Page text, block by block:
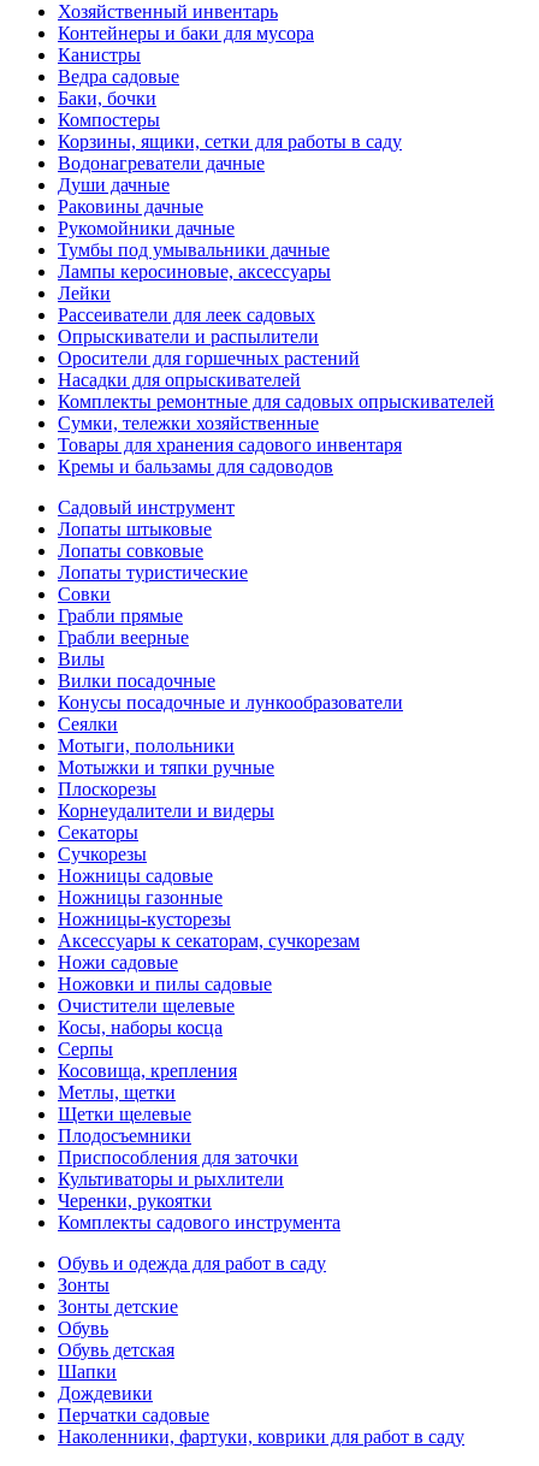
Хозяйственный инвентарь
Контейнеры и баки для мусора
Канистры
Ведра садовые
Баки, бочки
Компостеры
Корзины, ящики, сетки для работы в саду
Водонагреватели дачные
Души дачные
Раковины дачные
Рукомойники дачные
Тумбы под умывальники дачные
Лампы керосиновые, аксессуары
Лейки
Рассеиватели для леек садовых
Опрыскиватели и распылители
Оросители для горшечных растений
Насадки для опрыскивателей
Комплекты ремонтные для садовых опрыскивателей
Сумки, тележки хозяйственные
Товары для хранения садового инвентаря
Кремы и бальзамы для садоводов
Садовый инструмент
Лопаты штыковые
Лопаты совковые
Лопаты туристические
Совки
Грабли прямые
Грабли веерные
Вилы
Вилки посадочные
Конусы посадочные и лункообразователи
Сеялки
Мотыги, полольники
Мотыжки и тяпки ручные
Плоскорезы
Корнеудалители и видеры
Секаторы
Сучкорезы
Ножницы садовые
Ножницы газонные
Ножницы-кусторезы
Аксессуары к секаторам, сучкорезам
Ножи садовые
Ножовки и пилы садовые
Очистители щелевые
Косы, наборы косца
Серпы
Косовища, крепления
Метлы, щетки
Щетки щелевые
Плодосъемники
Приспособления для заточки
Культиваторы и рыхлители
Черенки, рукоятки
Комплекты садового инструмента
Обувь и одежда для работ в саду
Зонты
Зонты детские
Обувь
Обувь детская
Шапки
Дождевики
Перчатки садовые
Наколенники, фартуки, коврики для работ в саду